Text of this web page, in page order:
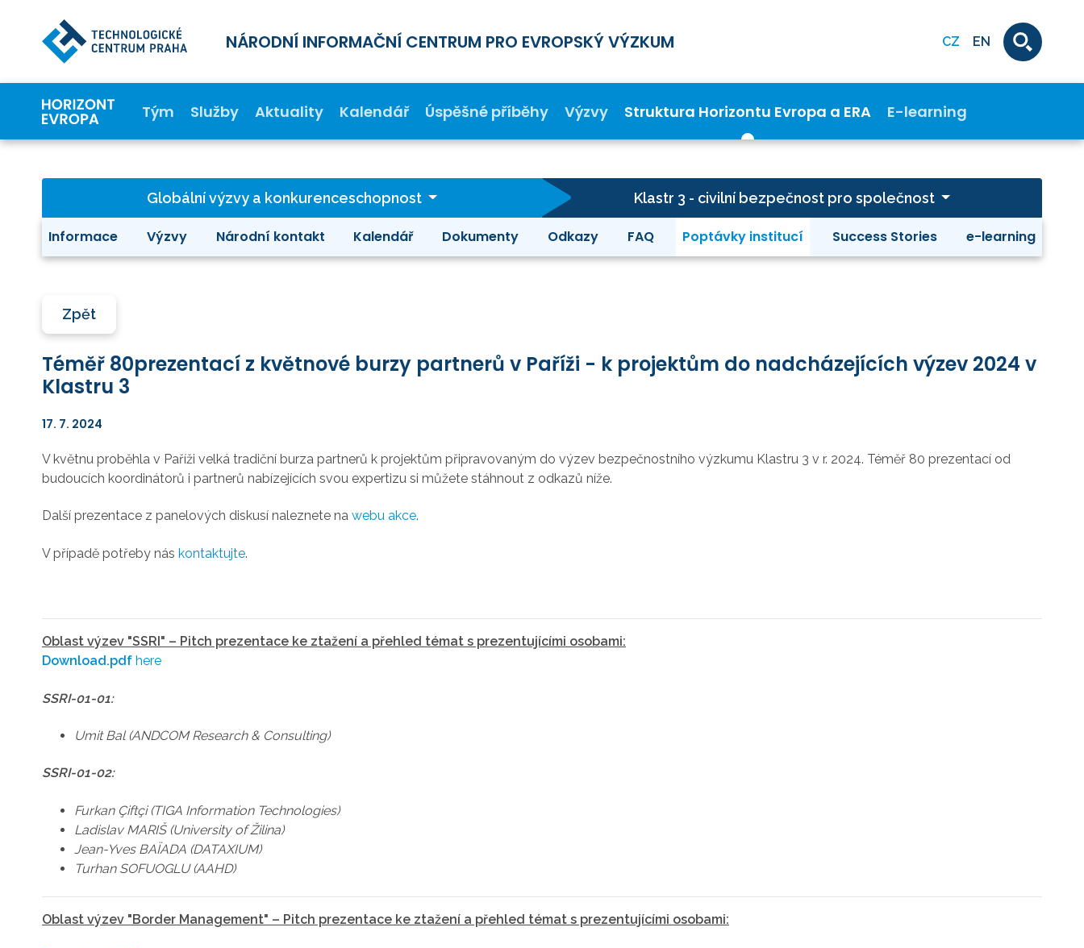
NÁRODNÍ INFORMAČNÍ CENTRUM PRO EVROPSKÝ VÝZKUM CZ EN
Tým Služby Aktuality Kalendář Úspěšné příběhy Výzvy Struktura Horizontu Evropa a ERA E-learning
Globální výzvy a konkurenceschopnost Klastr 3 - civilní bezpečnost pro společnost
Informace Výzvy Národní kontakt Kalendář Dokumenty Odkazy FAQ Poptávky institucí Success Stories e-learning
Zpět
Téměř 80prezentací z květnové burzy partnerů v Paříži - k projektům do nadcházejících výzev 2024 v
Klastru 3
17. 7. 2024
V květnu proběhla v Paříži velká tradiční burza partnerů k projektům připravovaným do výzev bezpečnostního výzkumu Klastru 3 v r. 2024. Téměř 80 prezentací od
budoucích koordinátorů i partnerů nabízejících svou expertizu si můžete stáhnout z odkazů níže.
Další prezentace z panelových diskusí naleznete na webu akce.
V případě potřeby nás kontaktujte.
Oblast výzev "SSRI" – Pitch prezentace ke ztažení a přehled témat s prezentujícími osobami:
Download.pdf here
SSRI-01-01:
Umit Bal (ANDCOM Research & Consulting)
SSRI-01-02:
Furkan Çiftçi (TIGA Information Technologies)
Ladislav MARIŠ (University of Žilina)
Jean-Yves BAÏADA (DATAXIUM)
Turhan SOFUOGLU (AAHD)
Oblast výzev "Border Management" – Pitch prezentace ke ztažení a přehled témat s prezentujícími osobami: